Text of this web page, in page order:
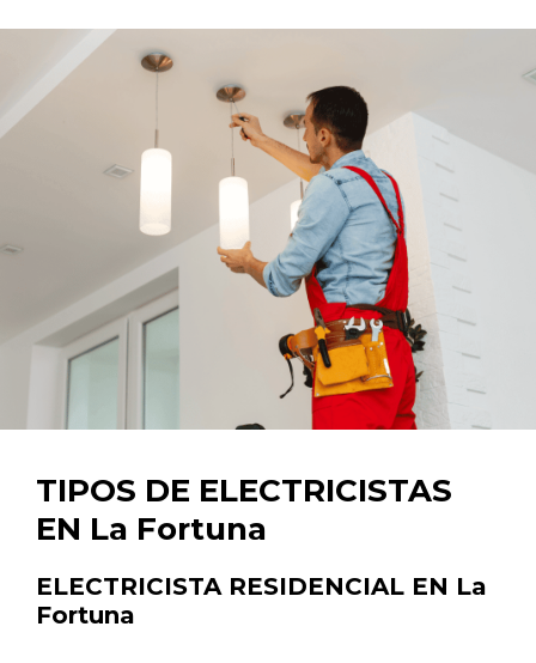
TIPOS DE ELECTRICISTAS
EN La Fortuna
ELECTRICISTA RESIDENCIAL EN La
Fortuna